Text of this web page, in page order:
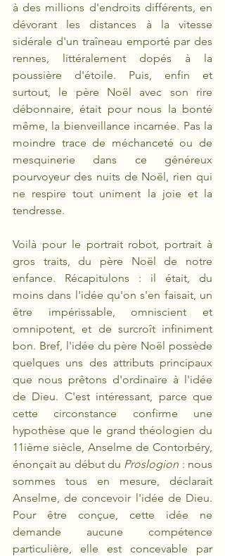
à des millions d'endroits différents, en
dévorant les distances à la vitesse
sidérale d'un traîneau emporté par des
rennes, littéralement dopés à la
poussière d'étoile. Puis, enfin et
surtout, le père Noël avec son rire
débonnaire, était pour nous la bonté
même, la bienveillance incarnée. Pas la
moindre trace de méchanceté ou de
mesquinerie dans ce généreux
pourvoyeur des nuits de Noël, rien qui
ne respire tout uniment la joie et la
tendresse.
Voilà pour le portrait robot, portrait à
gros traits, du père Noël de notre
enfance. Récapitulons : il était, du
moins dans l'idée qu'on s'en faisait, un
être impérissable, omniscient et
omnipotent, et de surcroît infiniment
bon. Bref, l'idée du père Noël possède
quelques uns des attributs principaux
que nous prêtons d'ordinaire à l'idée
de Dieu. C'est intéressant, parce que
cette circonstance confirme une
hypothèse que le grand théologien du
11ième siècle, Anselme de Contorbéry,
énonçait au début du Proslogion : nous
sommes tous en mesure, déclarait
Anselme, de concevoir l'idée de Dieu.
Pour être conçue, cette idée ne
demande aucune compétence
particulière, elle est concevable par